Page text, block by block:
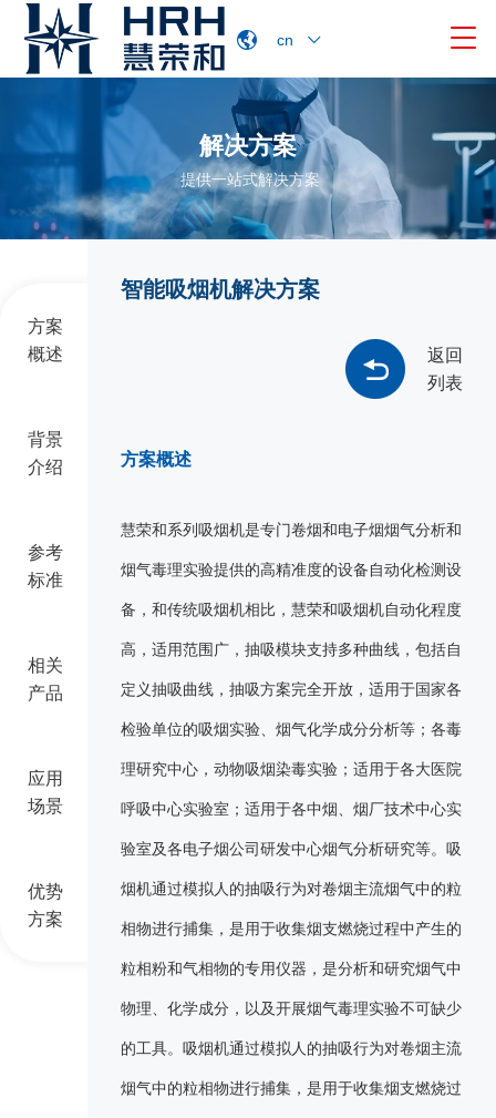
cn 
解决方案
提供一站式解决方案
方案
概述
背景
介绍
参考
标准
相关
产品
应用
场景
优势
方案
智能吸烟机解决方案
返回
列表
方案概述
慧荣和系列吸烟机是专门卷烟和电子烟烟气分析和
烟气毒理实验提供的高精准度的设备自动化检测设
备，和传统吸烟机相比，慧荣和吸烟机自动化程度
高，适用范围广，抽吸模块支持多种曲线，包括自
定义抽吸曲线，抽吸方案完全开放，适用于国家各
检验单位的吸烟实验、烟气化学成分分析等；各毒
理研究中心，动物吸烟染毒实验；适用于各大医院
呼吸中心实验室；适用于各中烟、烟厂技术中心实
验室及各电子烟公司研发中心烟气分析研究等。吸
烟机通过模拟人的抽吸行为对卷烟主流烟气中的粒
相物进行捕集，是用于收集烟支燃烧过程中产生的
粒相粉和气相物的专用仪器，是分析和研究烟气中
物理、化学成分，以及开展烟气毒理实验不可缺少
的工具。吸烟机通过模拟人的抽吸行为对卷烟主流
烟气中的粒相物进行捕集，是用于收集烟支燃烧过